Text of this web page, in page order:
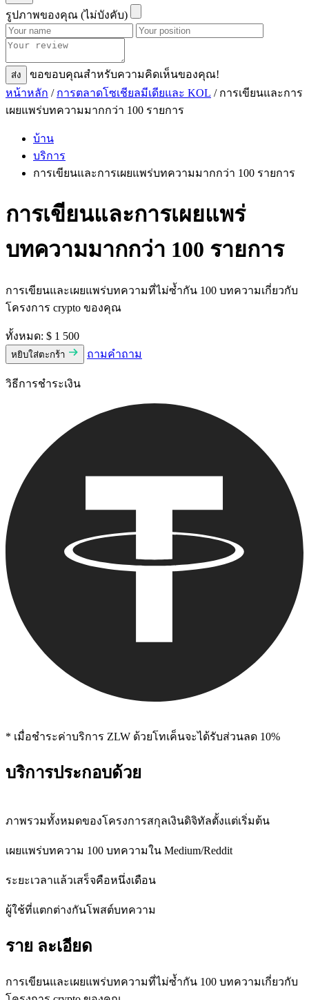
รูปภาพของคุณ (ไม่บังคับ)
ส่ง
ขอขอบคุณสําหรับความคิดเห็นของคุณ!
หน้าหลัก / การตลาดโซเชียลมีเดียและ KOL / การเขียนและการ
เผยแพร่บทความมากกว่า 100 รายการ
บ้าน
บริการ
การเขียนและการเผยแพร่บทความมากกว่า 100 รายการ
การเขียนและการเผยแพร่
บทความมากกว่า 100 รายการ
การเขียนและเผยแพร่บทความที่ไม่ซ้ำกัน 100 บทความเกี่ยวกับ
โครงการ crypto ของคุณ
ทั้งหมด: $ 1 500
หยิบใส่ตะกร้า ถามคําถาม
วิธีการชําระเงิน
* เมื่อชําระค่าบริการ ZLW ด้วยโทเค็นจะได้รับส่วนลด 10%
บริการประกอบด้วย
ภาพรวมทั้งหมดของโครงการสกุลเงินดิจิทัลตั้งแต่เริ่มต้น
เผยแพร่บทความ 100 บทความใน Medium/Reddit
ระยะเวลาแล้วเสร็จคือหนึ่งเดือน
ผู้ใช้ที่แตกต่างกันโพสต์บทความ
ราย ละเอียด
การเขียนและเผยแพร่บทความที่ไม่ซ้ำกัน 100 บทความเกี่ยวกับ